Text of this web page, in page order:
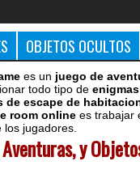
OBJETOS OCULTOS
es un juego de
todo tipo de
de escape de
room online es trabajar
jugadores.
Aventuras, y